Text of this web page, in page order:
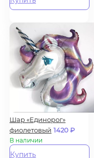
Шар «Единорог»
фиолетовый 1420₽
В наличии
Купить